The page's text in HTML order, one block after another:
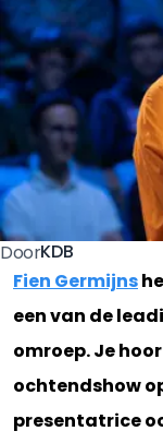
DoorKDB
Fien Germijns
een van de
omroep. Je
ochtendshow
presentatrice